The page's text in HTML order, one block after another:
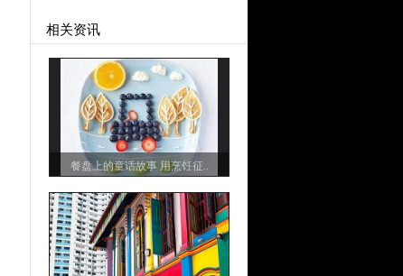
相关资讯
餐盘上的童话故事 用烹饪征..